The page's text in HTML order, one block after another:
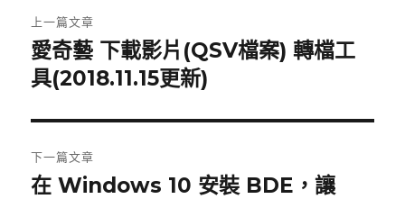
章
導
覽
上一篇文章
上
一
文
章:
愛奇藝 下載影片(QSV檔案) 轉檔工
具(2018.11.15更新)
下一篇文章
下
在 Windows 10 安裝 BDE，讓